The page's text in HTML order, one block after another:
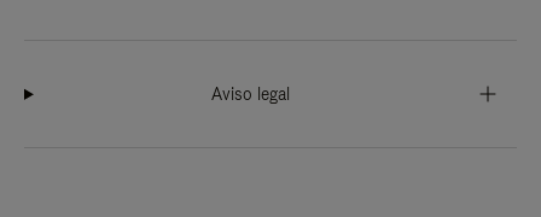
Aviso legal